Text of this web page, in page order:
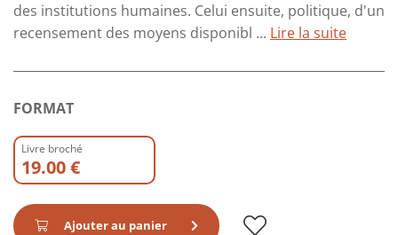
des institutions humaines. Celui ensuite, politique, d'un
recensement des moyens disponibl ... Lire la suite
FORMAT
Livre broché
19.00 €
Ajouter au panier